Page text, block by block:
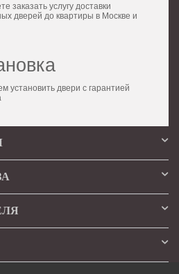
заказать услугу доставки
дверей до квартиры в Москве и
установить двери с гарантией